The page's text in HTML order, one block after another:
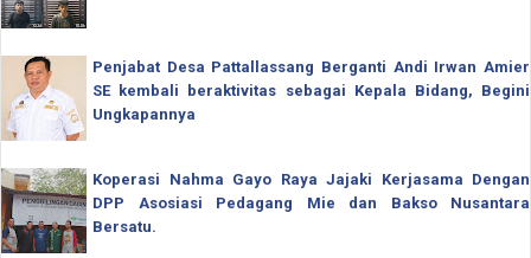
Penjabat Desa Pattallassang Berganti Andi Irwan Amier
SE kembali beraktivitas sebagai Kepala Bidang, Begini
Ungkapannya
Koperasi Nahma Gayo Raya Jajaki Kerjasama Dengan
DPP Asosiasi Pedagang Mie dan Bakso Nusantara
Bersatu.